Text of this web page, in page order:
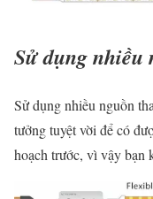
Sử dụng nhiều
Sử dụng nhiều nguồn
tưởng tuyệt vời để có
hoạch trước, vì vậy bạn